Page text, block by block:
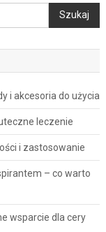
Szukaj
i akcesoria do użycia
leczenie
i zastosowanie
– co warto
wsparcie dla cery